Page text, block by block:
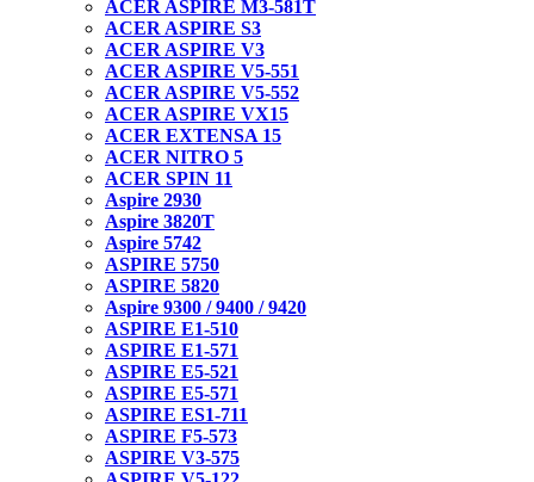
ACER ASPIRE M3-581T
ACER ASPIRE S3
ACER ASPIRE V3
ACER ASPIRE V5-551
ACER ASPIRE V5-552
ACER ASPIRE VX15
ACER EXTENSA 15
ACER NITRO 5
ACER SPIN 11
Aspire 2930
Aspire 3820T
Aspire 5742
ASPIRE 5750
ASPIRE 5820
Aspire 9300 / 9400 / 9420
ASPIRE E1-510
ASPIRE E1-571
ASPIRE E5-521
ASPIRE E5-571
ASPIRE ES1-711
ASPIRE F5-573
ASPIRE V3-575